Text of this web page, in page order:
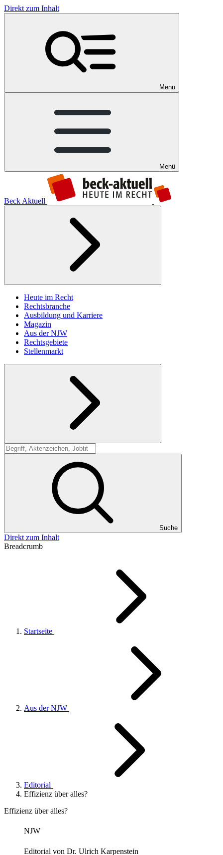
Direkt zum Inhalt
Menü
Menü
Beck Aktuell
Heute im Recht
Rechtsbranche
Ausbildung und Karriere
Magazin
Aus der NJW
Rechtsgebiete
Stellenmarkt
Suche
Suche
Direkt zum Inhalt
Breadcrumb
Startseite
Aus der NJW
Editorial
Effizienz über alles?
Effizienz über alles?
NJW
Editorial von Dr. Ulrich Karpenstein